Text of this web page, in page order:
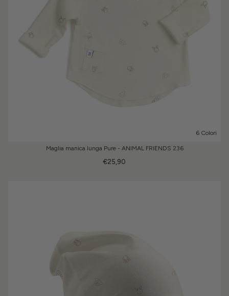
6 Colori
Maglia manica lunga Pure - ANIMAL FRIENDS 236
€25,90